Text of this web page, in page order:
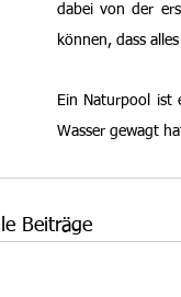
dabei von der
können, dass
Ein Naturpool ist
Wasser gewagt
Beiträge